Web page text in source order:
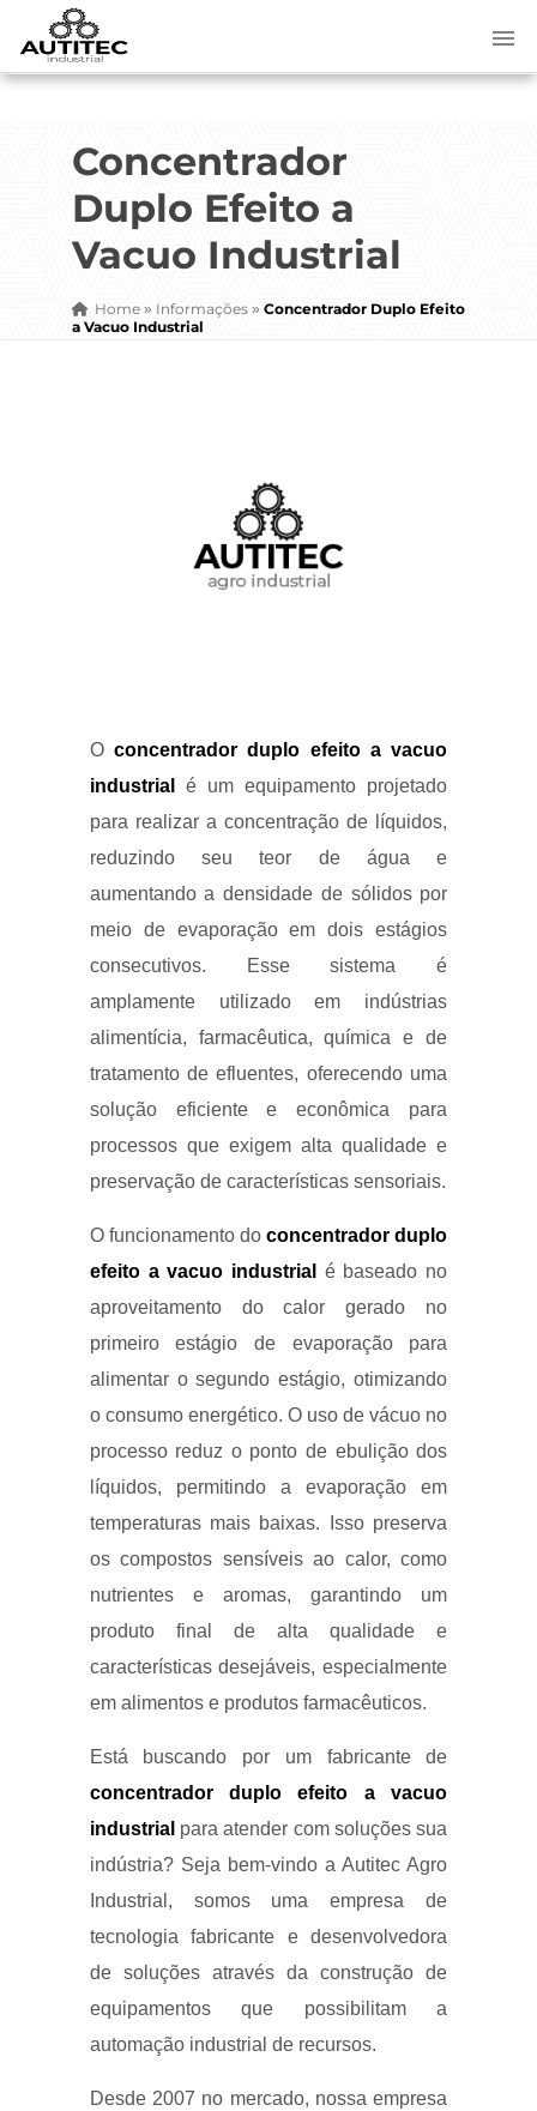
Concentrador
Duplo Efeito a
Vacuo Industrial
Home» Informações » Concentrador Duplo Efeito
a Vacuo Industrial
Oconcentrador duplo efeito a vacuo
industrial
é um equipamento projetado
para realizar a concentração de líquidos,
reduzindo seu teor de água e
aumentando a densidade de sólidos por
meio de evaporação em dois estágios
consecutivos. Esse sistema é
amplamente utilizado em indústrias
alimentícia, farmacêutica, química e de
tratamento de efluentes, oferecendo uma
solução eficiente e econômica para
processos que exigem alta qualidade e
preservação de características sensoriais.
O funcionamento doconcentrador duplo
efeito a vacuo industrial é baseado no
aproveitamento do calor gerado no
primeiro estágio de evaporação para
alimentar o segundo estágio, otimizando
o consumo energético. O uso de vácuo no
processo reduz o ponto de ebulição dos
líquidos, permitindo a evaporação em
temperaturas mais baixas. Isso preserva
os compostos sensíveis ao calor, como
nutrientes e aromas, garantindo um
produto final de alta qualidade e
características desejáveis, especialmente
em alimentos e produtos farmacêuticos.
Está buscando por um fabricante de
concentrador duplo efeito a vacuo
industrial para atender com soluções sua
indústria? Seja bem-vindo a Autitec Agro
Industrial, somos uma empresa de
tecnologia fabricante e desenvolvedora
de soluções através da construção de
equipamentos que possibilitam a
automação industrial de recursos.
Desde 2007 no mercado, nossa empresa